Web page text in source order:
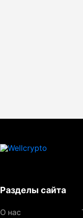
Разделы сайта
О нас